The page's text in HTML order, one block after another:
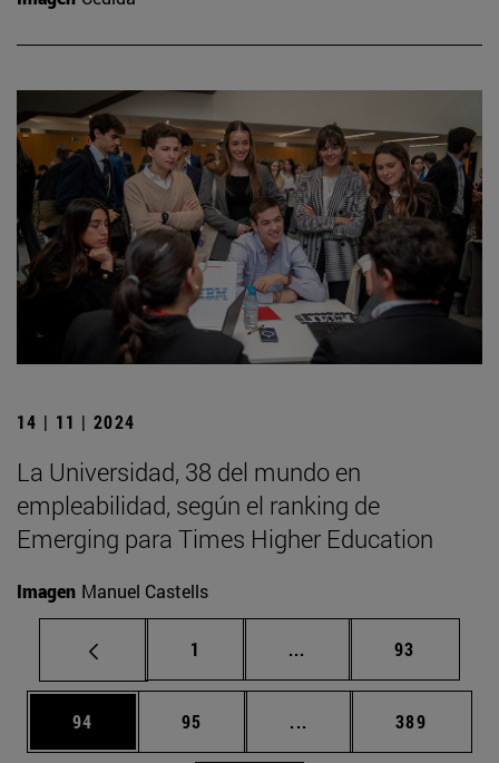
14 | 11 | 2024
La Universidad, 38 del mundo en
empleabilidad, según el ranking de
Emerging para Times Higher Education
Imagen Manuel Castells
Página
1 ... Páginas intermedias
Página
93
Página
94 Página
95 ... Páginas intermedias
Página
389